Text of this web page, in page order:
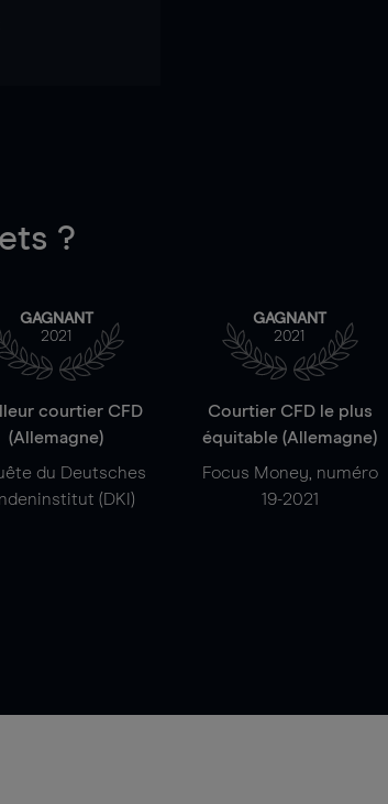
?
GAGNANT
2021
courtier CFD
(Allemagne)
du Deutsches
(DKI)
GAGNANT
2021
Courtier CFD le plus
équitable (Allemagne)
Focus Money, numéro
19-2021